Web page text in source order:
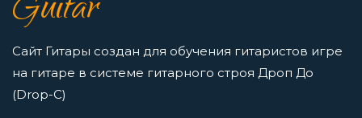
Железные мантры
Железный орех
Перейти
Сайт Гитары создан для обучения гитаристов игре
на гитаре в системе гитарного строя Дроп До
(Drop-C)